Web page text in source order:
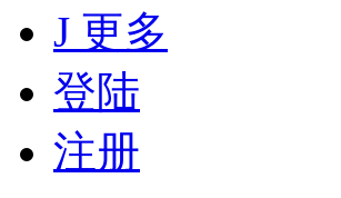
J 更多
登陆
注册